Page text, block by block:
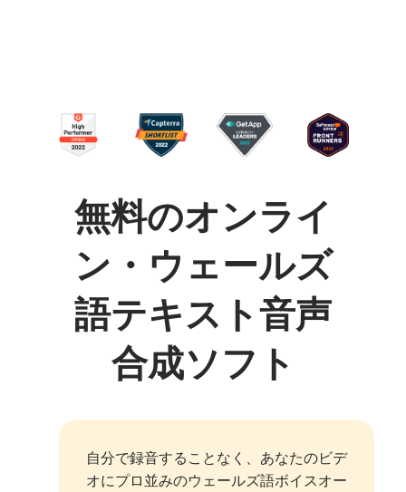
無料のオンライ
ン・ウェールズ
語テキスト音声
合成ソフト
自分で録音することなく、あなたのビデ
オにプロ並みのウェールズ語ボイスオー